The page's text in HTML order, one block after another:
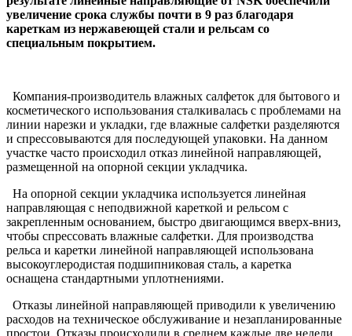
увеличение срока службы почти в 9 раз благодаря
кареткам из нержавеющей стали и рельсам со
специальным покрытием.
Компания-производитель влажных салфеток для бытового и
косметического использования сталкивалась с проблемами на
линии нарезки и укладки, где влажные салфетки разделяются
и спрессовываются для последующей упаковки. На данном
участке часто происходил отказ линейной направляющей,
размещенной на опорной секции укладчика.
На опорной секции укладчика используется линейная
направляющая с неподвижной кареткой и рельсом с
закрепленным основанием, быстро двигающимся вверх-вниз,
чтобы спрессовать влажные салфетки. Для производства
рельса и каретки линейной направляющей использована
высокоуглеродистая подшипниковая сталь, а каретка
оснащена стандартными уплотнениями.
Отказы линейной направляющей приводили к увеличению
расходов на техническое обслуживание и незапланированные